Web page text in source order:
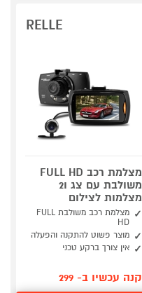
RELLE
מצלמת רכב FULL HD
משולבת עם צג ו2
מצלמות לצילום
מצלמת רכב משולבת FULL
HD
מוצר פשוט להתקנה והפעלה
אין צורך ברקע טכני
קנה עכשיו ב- 299